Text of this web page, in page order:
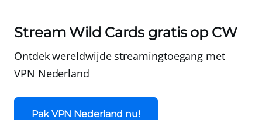
Stream Wild Cards gratis op CW
Ontdek wereldwijde streamingtoegang met
VPN Nederland
Pak VPN Nederland nu!